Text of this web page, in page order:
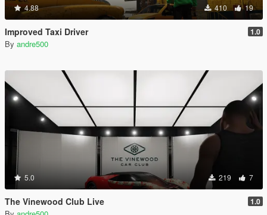
4.88 410 19
Improved Taxi Driver 1.0
By andre500
5.0 219 7
The Vinewood Club Live 1.0